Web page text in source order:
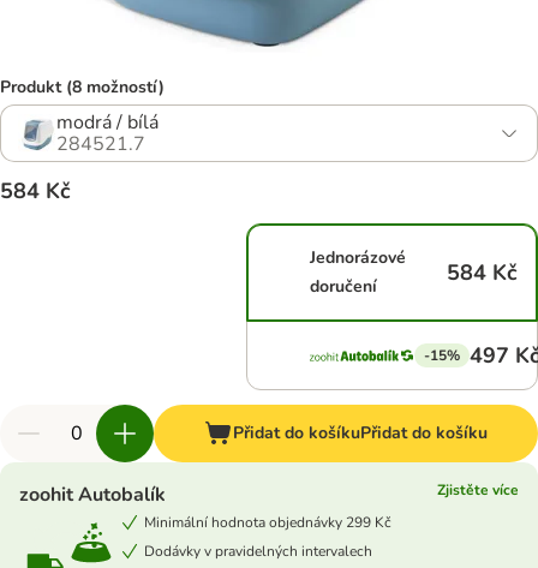
Produkt (8 možností)
modrá / bílá
284521.7
584 Kč
Jednorázové
doručení
584 Kč
-15% 497
Přidat do košíkuPřidat do košíku
zoohit Autobalík
Zjistěte více
Minimální hodnota objednávky 299 Kč
Dodávky v pravidelných intervalech